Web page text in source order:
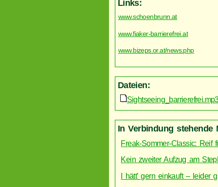
Links:
www.schoenbrunn.at
www.fiaker-barrierefrei.at
www.bizeps.or.at/news.php
Dateien:
In Verbindung stehende
Freak-Sommer-Classic: Reif
Kein zweiter Aufzug am
I hätt’ gern einkauft – leider